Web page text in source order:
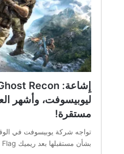
ليوبيسوفت، وأشهر
مستقرة!
تواجه شركة يوبيسوفت في